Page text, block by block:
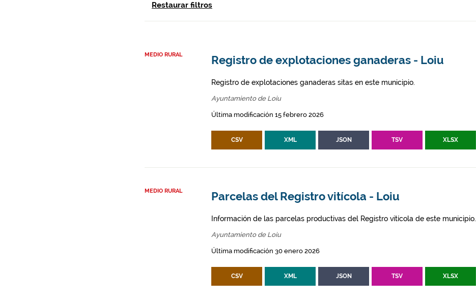
Restaurar filtros
MEDIO RURAL Registro de explotaciones ganaderas - Loiu
Registro de explotaciones ganaderas sitas en este municipio.
Ayuntamiento de Loiu
Última modificación 15 febrero 2026
CSV XML JSON TSV XLSX
MEDIO RURAL Parcelas del Registro vitícola - Loiu
Información de las parcelas productivas del Registro vitícola de este municipio.
Ayuntamiento de Loiu
Última modificación 30 enero 2026
CSV XML JSON TSV XLSX